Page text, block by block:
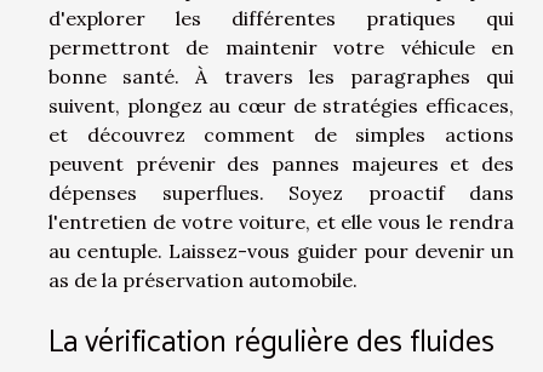
d'explorer les différentes pratiques qui
permettront de maintenir votre véhicule en
bonne santé. À travers les paragraphes qui
suivent, plongez au cœur de stratégies efficaces,
et découvrez comment de simples actions
peuvent prévenir des pannes majeures et des
dépenses superflues. Soyez proactif dans
l'entretien de votre voiture, et elle vous le rendra
au centuple. Laissez-vous guider pour devenir un
as de la préservation automobile.
La vérification régulière des fluides